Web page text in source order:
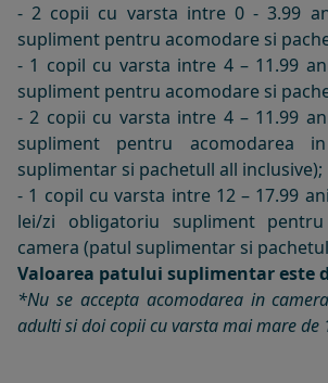
- 2 copii cu varsta intre 0 - 3.99
supliment pentru acomodare si
- 1 copil cu varsta intre 4 – 11.99
supliment pentru acomodare si
- 2 copii cu varsta intre 4 – 11.99
supliment pentru acomodarea
suplimentar si pachetull all inclusive);
- 1 copil cu varsta intre 12 – 17.99
lei/zi obligatoriu supliment
camera (patul suplimentar si
Valoarea patului suplimentar este
*Nu se accepta acomodarea in
adulti si doi copii cu varsta mai mare de